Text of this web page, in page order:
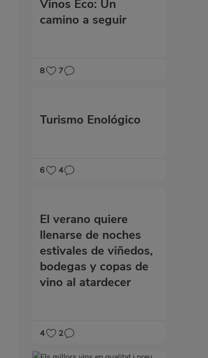
Vinos Eco: Un
camino a seguir
8 7
Turismo Enológico
6 4
El verano quiere
llenarse de noches
estivales de viñedos,
bodegas y copas de
vino al atardecer
4 2